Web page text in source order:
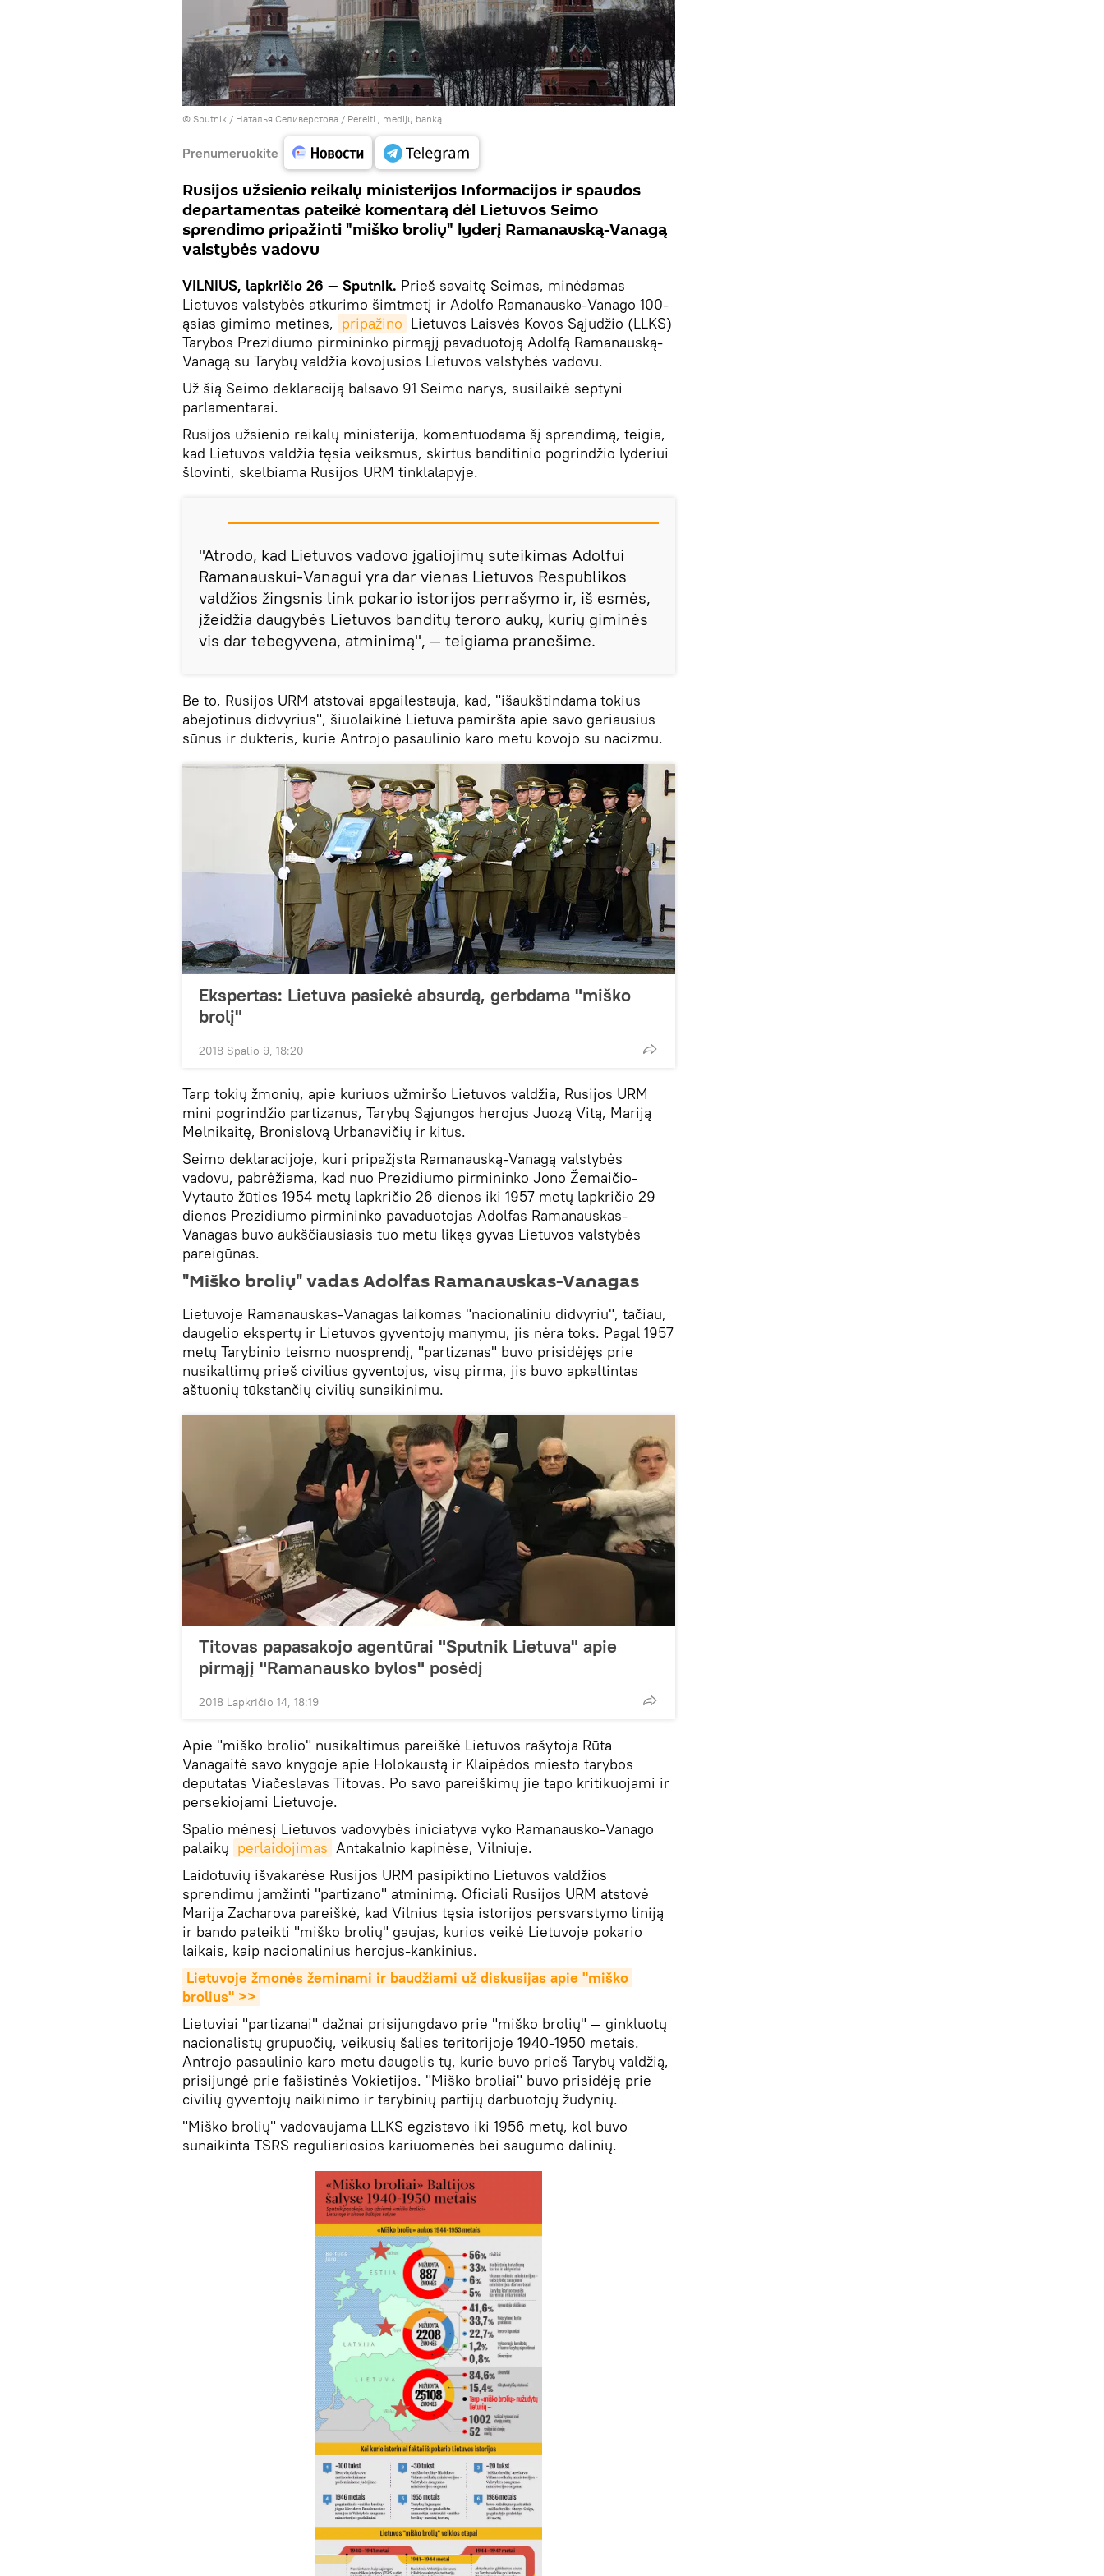
© Sputnik / Наталья Селиверстова / Pereiti į medijų banką
Prenumeruokite
Rusijos užsienio reikalų ministerijos Informacijos ir spaudos
departamentas pateikė komentarą dėl Lietuvos Seimo
sprendimo pripažinti "miško brolių" lyderį Ramanauską-Vanagą
valstybės vadovu
VILNIUS, lapkričio 26 — Sputnik. Prieš savaitę Seimas, minėdamas
Lietuvos valstybės atkūrimo šimtmetį ir Adolfo Ramanausko-Vanago 100-
ąsias gimimo metines, pripažino Lietuvos Laisvės Kovos Sąjūdžio (LLKS)
Tarybos Prezidiumo pirmininko pirmąjį pavaduotoją Adolfą Ramanauską-
Vanagą su Tarybų valdžia kovojusios Lietuvos valstybės vadovu.
Už šią Seimo deklaraciją balsavo 91 Seimo narys, susilaikė septyni
parlamentarai.
Rusijos užsienio reikalų ministerija, komentuodama šį sprendimą, teigia,
kad Lietuvos valdžia tęsia veiksmus, skirtus banditinio pogrindžio lyderiui
šlovinti, skelbiama Rusijos URM tinklalapyje.
"Atrodo, kad Lietuvos vadovo įgaliojimų suteikimas Adolfui
Ramanauskui-Vanagui yra dar vienas Lietuvos Respublikos
valdžios žingsnis link pokario istorijos perrašymo ir, iš esmės,
įžeidžia daugybės Lietuvos banditų teroro aukų, kurių giminės
vis dar tebegyvena, atminimą", — teigiama pranešime.
Be to, Rusijos URM atstovai apgailestauja, kad, "išaukštindama tokius
abejotinus didvyrius", šiuolaikinė Lietuva pamiršta apie savo geriausius
sūnus ir dukteris, kurie Antrojo pasaulinio karo metu kovojo su nacizmu.
Ekspertas: Lietuva pasiekė absurdą, gerbdama "miško
brolį"
2018 Spalio 9, 18:20
Tarp tokių žmonių, apie kuriuos užmiršo Lietuvos valdžia, Rusijos URM
mini pogrindžio partizanus, Tarybų Sąjungos herojus Juozą Vitą, Mariją
Melnikaitę, Bronislovą Urbanavičių ir kitus.
Seimo deklaracijoje, kuri pripažįsta Ramanauską-Vanagą valstybės
vadovu, pabrėžiama, kad nuo Prezidiumo pirmininko Jono Žemaičio-
Vytauto žūties 1954 metų lapkričio 26 dienos iki 1957 metų lapkričio 29
dienos Prezidiumo pirmininko pavaduotojas Adolfas Ramanauskas-
Vanagas buvo aukščiausiasis tuo metu likęs gyvas Lietuvos valstybės
pareigūnas.
"Miško brolių" vadas Adolfas Ramanauskas-Vanagas
Lietuvoje Ramanauskas-Vanagas laikomas "nacionaliniu didvyriu", tačiau,
daugelio ekspertų ir Lietuvos gyventojų manymu, jis nėra toks. Pagal 1957
metų Tarybinio teismo nuosprendį, "partizanas" buvo prisidėjęs prie
nusikaltimų prieš civilius gyventojus, visų pirma, jis buvo apkaltintas
aštuonių tūkstančių civilių sunaikinimu.
Titovas papasakojo agentūrai "Sputnik Lietuva" apie
pirmąjį "Ramanausko bylos" posėdį
2018 Lapkričio 14, 18:19
Apie "miško brolio" nusikaltimus pareiškė Lietuvos rašytoja Rūta
Vanagaitė savo knygoje apie Holokaustą ir Klaipėdos miesto tarybos
deputatas Viačeslavas Titovas. Po savo pareiškimų jie tapo kritikuojami ir
persekiojami Lietuvoje.
Spalio mėnesį Lietuvos vadovybės iniciatyva vyko Ramanausko-Vanago
palaikų perlaidojimas Antakalnio kapinėse, Vilniuje.
Laidotuvių išvakarėse Rusijos URM pasipiktino Lietuvos valdžios
sprendimu įamžinti "partizano" atminimą. Oficiali Rusijos URM atstovė
Marija Zacharova pareiškė, kad Vilnius tęsia istorijos persvarstymo liniją
ir bando pateikti "miško brolių" gaujas, kurios veikė Lietuvoje pokario
laikais, kaip nacionalinius herojus-kankinius.
Lietuvoje žmonės žeminami ir baudžiami už diskusijas apie "miško
brolius" >>
Lietuviai "partizanai" dažnai prisijungdavo prie "miško brolių" — ginkluotų
nacionalistų grupuočių, veikusių šalies teritorijoje 1940-1950 metais.
Antrojo pasaulinio karo metu daugelis tų, kurie buvo prieš Tarybų valdžią,
prisijungė prie fašistinės Vokietijos. "Miško broliai" buvo prisidėję prie
civilių gyventojų naikinimo ir tarybinių partijų darbuotojų žudynių.
"Miško brolių" vadovaujama LLKS egzistavo iki 1956 metų, kol buvo
sunaikinta TSRS reguliariosios kariuomenės bei saugumo dalinių.